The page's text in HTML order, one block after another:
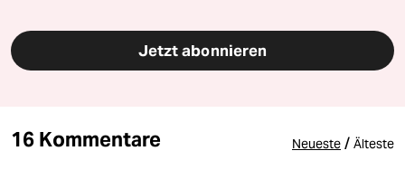
Jetzt abonnieren
16 Kommentare Neueste / Älteste